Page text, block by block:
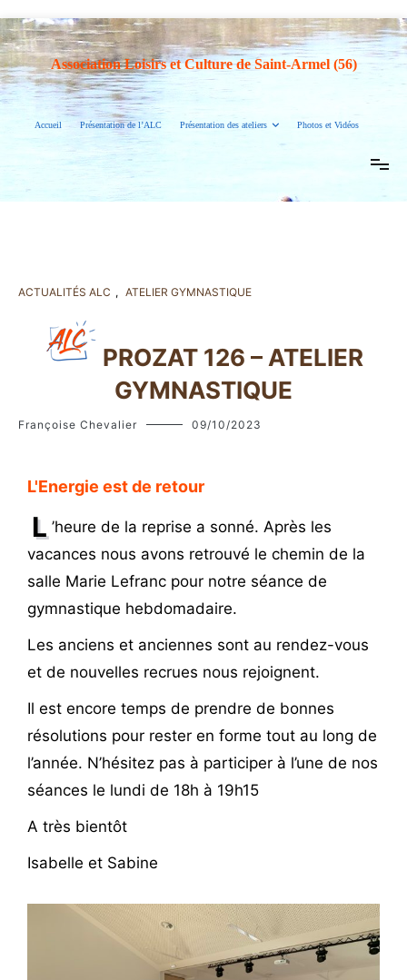
Association Loisirs et Culture de Saint-Armel (56)
Accueil Présentation de l’ALC Présentation des ateliers Photos et Vidéos
ACTUALITÉS ALC , ATELIER GYMNASTIQUE
PROZAT 126 – ATELIER
GYMNASTIQUE
Françoise Chevalier 09/10/2023
L'Energie est de retour
L ’heure de la reprise a sonné. Après les
vacances nous avons retrouvé le chemin de la
salle Marie Lefranc pour notre séance de
gymnastique hebdomadaire.
Les anciens et anciennes sont au rendez-vous
et de nouvelles recrues nous rejoignent.
Il est encore temps de prendre de bonnes
résolutions pour rester en forme tout au long de
l’année. N’hésitez pas à participer à l’une de nos
séances le lundi de 18h à 19h15
A très bientôt
Isabelle et Sabine